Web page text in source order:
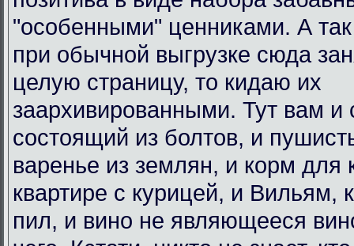
"особенными" ценниками. А так
при обычной выгрузке сюда
целую страницу, то кидаю их
заархивированными. Тут вам и
состоящий из болтов, и
варенье из землян, и корм
квартире с курицей, и Вильям,
пил, и вино не являющееся